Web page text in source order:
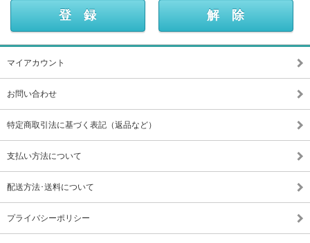
マイアカウント
お問い合わせ
特定商取引法に基づく表記（返品など）
支払い方法について
配送方法･送料について
プライバシーポリシー